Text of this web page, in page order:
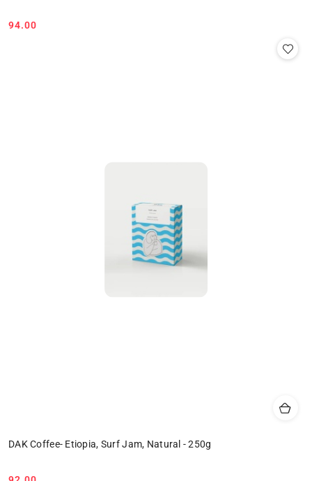
Cena:
94.00
DAK Coffee- Etiopia, Surf Jam, Natural - 250g